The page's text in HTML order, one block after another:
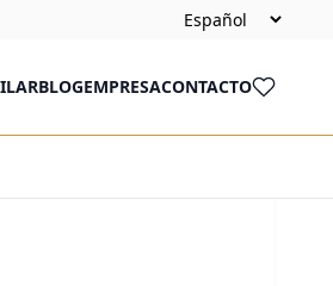
BLOGEMPRESACONTACTO